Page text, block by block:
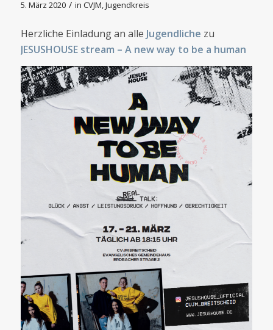
5. März 2020 / in CVJM,Jugendkreis
Herzliche Einladung an alle Jugendliche zu
JESUSHOUSE stream – A new way to be a human